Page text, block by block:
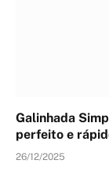
Galinhada
perfeito e
26/12/2025